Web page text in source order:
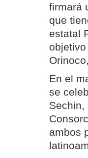
firmará
que
estatal
En el
se
Sechin,
ambos